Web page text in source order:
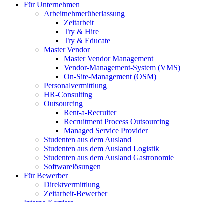
Für Unternehmen
Arbeitnehmerüberlassung
Zeitarbeit
Try & Hire
Try & Educate
Master Vendor
Master Vendor Management
Vendor-Management-System (VMS)
On-Site-Management (OSM)
Personalvermittlung
HR-Consulting
Outsourcing
Rent-a-Recruiter
Recruitment Process Outsourcing
Managed Service Provider
Studenten aus dem Ausland
Studenten aus dem Ausland Logistik
Studenten aus dem Ausland Gastronomie
Softwarelösungen
Für Bewerber
Direktvermittlung
Zeitarbeit-Bewerber